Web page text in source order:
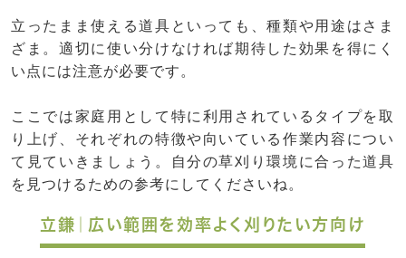
立ったまま使える道具といっても、種類や用途はさま
ざま。適切に使い分けなければ期待した効果を得にく
い点には注意が必要です。
ここでは家庭用として特に利用されているタイプを取
り上げ、それぞれの特徴や向いている作業内容につい
て見ていきましょう。自分の草刈り環境に合った道具
を見つけるための参考にしてくださいね。
立鎌｜広い範囲を効率よく刈りたい方向け